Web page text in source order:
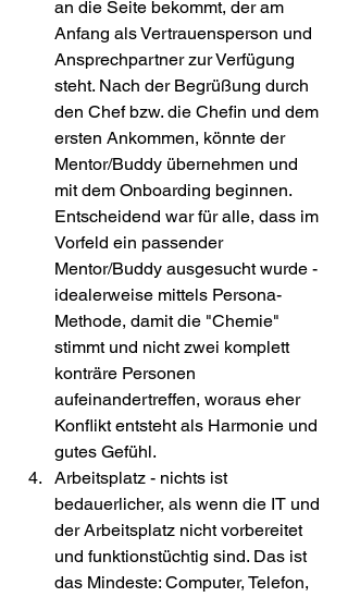
an die Seite bekommt, der am
Anfang als Vertrauensperson und
Ansprechpartner zur Verfügung
steht. Nach der Begrüßung durch
den Chef bzw. die Chefin und dem
ersten Ankommen, könnte der
Mentor/Buddy übernehmen und
mit dem Onboarding beginnen.
Entscheidend war für alle, dass im
Vorfeld ein passender
Mentor/Buddy ausgesucht wurde -
idealerweise mittels Persona-
Methode, damit die "Chemie"
stimmt und nicht zwei komplett
konträre Personen
aufeinandertreffen, woraus eher
Konflikt entsteht als Harmonie und
gutes Gefühl.
Arbeitsplatz - nichts ist
bedauerlicher, als wenn die IT und
der Arbeitsplatz nicht vorbereitet
und funktionstüchtig sind. Das ist
das Mindeste: Computer, Telefon,